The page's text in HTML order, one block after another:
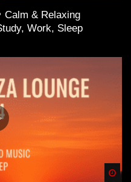
Calm & Relaxing
Work, Sleep